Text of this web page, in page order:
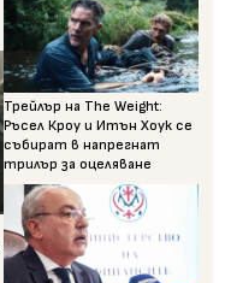
Трейлър на The Weight:
Ръсел Кроу и Итън Хоук се
събират в напрегнат
трилър за оцеляване